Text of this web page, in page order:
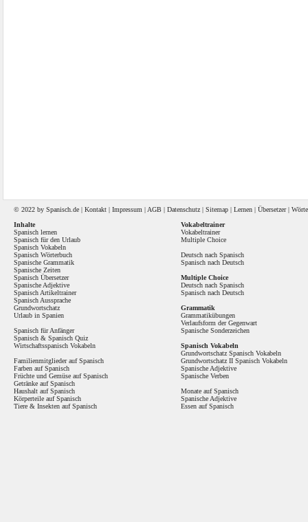
© 2022 by Spanisch .de | Kontakt | Impressum | AGB | Datenschutz | Sitemap | Lernen | Übersetzer|
Inhalte
Spanisch lernen
Spanisch für den Urlaub
Spanisch Vokabeln
Spanisch Wörterbuch
Spanische Grammatik
Spanische Zeiten
Spanisch Übersetzer
Spanische Adjektive
Spanisch Artikeltrainer
Spanisch Aussprache
Grundwortschatz
Urlaub in Spanien
Spanisch für Anfänger
Spanisch & Spanisch Quiz
Wirtschaftsspanisch Vokabeln
Familienmitglieder auf Spanisch
Farben auf Spanisch
Früchte und Gemüse auf Spanisch
Getränke auf Spanisch
Haushalt auf Spanisch
Körperteile auf Spanisch
Tiere & Insekten auf Spanisch
Vokabeltrainer
Vokabeltrainer
Multiple Choice
Deutsch nach Spanisch
Spanisch nach Deutsch
Multiple Choice
Deutsch nach Spanisch
Spanisch nach Deutsch
Grammatik
Grammatikübungen
Verlaufsform der Gegenwart
Spanische Sonderzeichen
Spanisch Vokabeln
Grundwortschatz Spanisch Vokabeln
Grundwortschatz II Spanisch Vokabeln
Spanische Adjektive
Spanische Verben
Monate auf Spanisch
Spanische Adjektive
Essen auf Spanisch